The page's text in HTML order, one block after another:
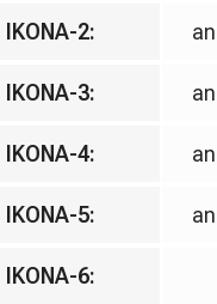
IKONA-2:
IKONA-3:
IKONA-4:
IKONA-5:
IKONA-6: